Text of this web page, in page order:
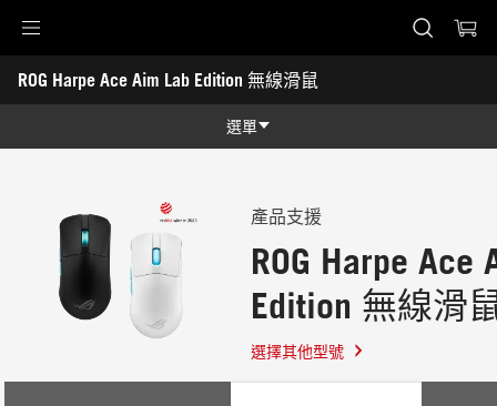
Accessibility links
Skip to content
Accessibility Help
Skip to Menu
ASUS Footer
ROG Harpe Ace Aim Lab Edition 無線滑鼠
-
選單
技術規格
圖片集
產品支援
ROG Harpe Ace
Edition 無線滑
選擇其他型號